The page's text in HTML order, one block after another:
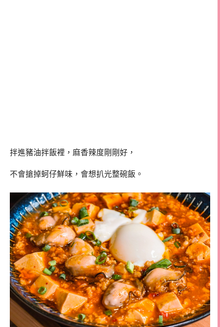
拌進豬油拌飯裡，麻香辣度剛剛好，
不會搶掉蚵仔鮮味，會想扒光整碗飯。